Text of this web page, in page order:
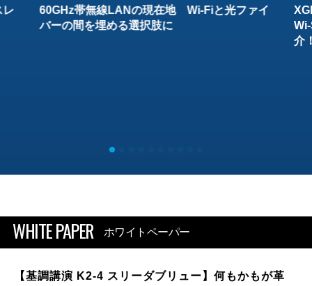
レ
60GHz帯無線LANの現在地 Wi-Fiと光ファイ
バーの間を埋める選択肢に
介
WHITE PAPER ホワイトペーパー
【基調講演 K2-4 スリーダブリュー】何もかもが革